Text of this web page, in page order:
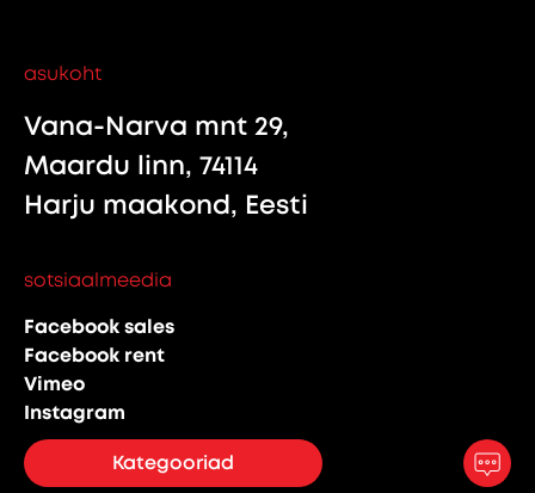
Kategooriad
asukoht
Vana-Narva mnt 29,
Maardu linn, 74114
Harju maakond, Eesti
sotsiaalmeedia
Facebook sales
Facebook rent
Vimeo
Instagram